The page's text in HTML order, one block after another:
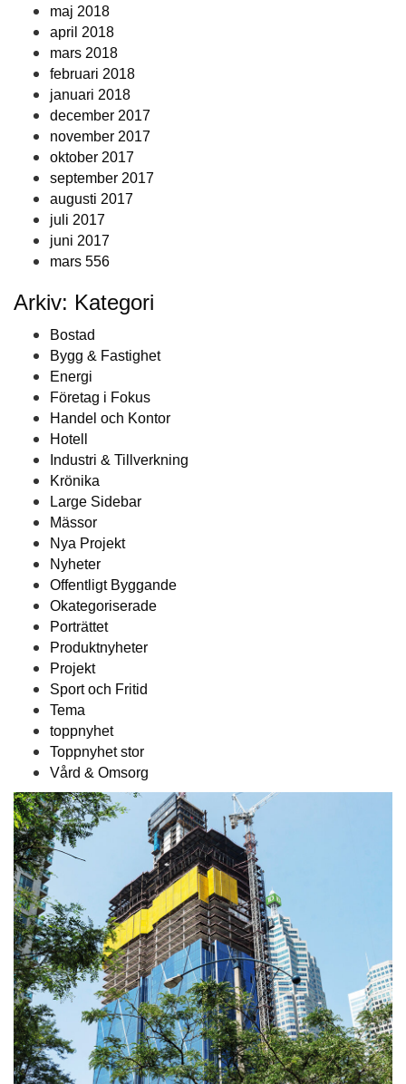
maj 2018
april 2018
mars 2018
februari 2018
januari 2018
december 2017
november 2017
oktober 2017
september 2017
augusti 2017
juli 2017
juni 2017
mars 556
Arkiv: Kategori
Bostad
Bygg & Fastighet
Energi
Företag i Fokus
Handel och Kontor
Hotell
Industri & Tillverkning
Krönika
Large Sidebar
Mässor
Nya Projekt
Nyheter
Offentligt Byggande
Okategoriserade
Porträttet
Produktnyheter
Projekt
Sport och Fritid
Tema
toppnyhet
Toppnyhet stor
Vård & Omsorg